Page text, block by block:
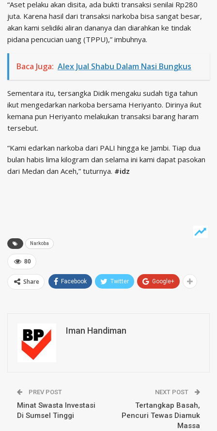
“Aset pelaku akan disita, ada bukti transaksi senilai Rp280
juta. Karena hasil dari transaksi narkoba bisa sangat besar,
akan kami selidiki aliran dananya dan diarahkan ke tindak
pidana pencucian uang (TPPU),” imbuhnya.
Baca Juga: Alex Jual Shabu Dalam Nasi Bungkus
Sementara itu, tersangka Didik mengaku sudah tiga tahun
ikut mengedarkan narkoba bersama Heriyanto. Dirinya ikut
kemana pun Heriyanto melakukan transaksi barang haram
tersebut.
“Kami edarkan narkoba dari PALI hingga ke Jambi. Tiap dua
bulan habis lima kilogram dan selama ini kami dapat pasokan
dari Medan dan Aceh,” tuturnya. #idz
Narkoba
80
Share Facebook Twitter Google+
Iman Handiman
PREV POST
Minat Swasta Investasi
Di Sumsel Tinggi
NEXT POST
Tertangkap Basah,
Pencuri Tewas Diamuk
Massa